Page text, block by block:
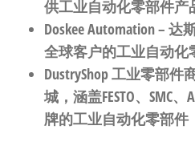
供工业自动化零部件产
Doskee Automation– 达
全球客户的工业自动化
DustryShop 工业零部件
城，涵盖FESTO、SMC、
牌的工业自动化零部件